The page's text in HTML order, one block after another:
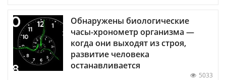
Обнаружены биологические
часы-хронометр организма —
когда они выходят из строя,
развитие человека
останавливается
5033